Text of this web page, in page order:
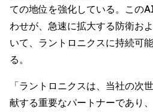
ての地位を強化している。この
わせが、急速に拡大する防衛お
いて、ラントロニクスに持続可
る。
「ラントロニクスは、当社の次
献する重要なパートナーであり